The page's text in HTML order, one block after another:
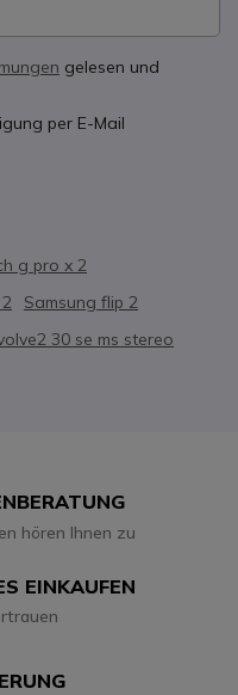
gelesen und
per E-Mail
g pro x 2
Samsung flip 2
30 se ms stereo
hören Ihnen zu
EINKAUFEN